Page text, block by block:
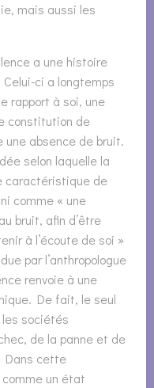
mais aussi les
a une histoire
ci a longtemps
rapport à soi, une
constitution de
une absence de bruit.
selon laquelle la
caractéristique de
comme « une
bruit, afin d’être
à l’écoute de soi »
par l’anthropologue
renvoie à une
De fait, le seul
sociétés
de la panne et de
Dans cette
un état